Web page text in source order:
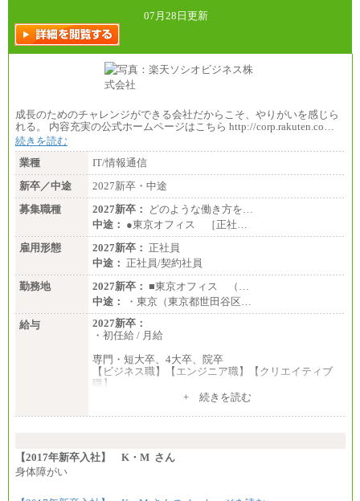
07月28日更新
成長のためのチャレンジができる会社だからこそ、やりがいを感じら
れる。 内容充実の公式ホームページはこちら http://corp.rakuten.co…
続きを読む
業種
IT/情報通信
新卒／中途
2027新卒・中途
募集職種
2027新卒：
どのような働き方を…
中途： ●東京オフィス ［正社…
雇用形態
2027新卒： 正社員
中途： 正社員/契約社員
勤務地
2027新卒： ■東京オフィス （…
中途：
・東京（東京都世田谷区…
給与
2027新卒：
・初任給 / 月給
専門・短大卒、4大卒、院卒
【ビジネス職】【エンジニア職】【クリエイティブ
職】
※試用期間中も給与に変更はございません 。
②④⑦⑩月給：225,000円～270,000円
+ 続きを読む
【2017年新卒入社】 K・M さん
身体障がい